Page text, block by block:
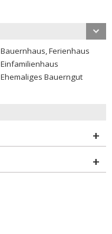
Bauernhaus, Ferienhaus
Einfamilienhaus
Ehemaliges Bauerngut